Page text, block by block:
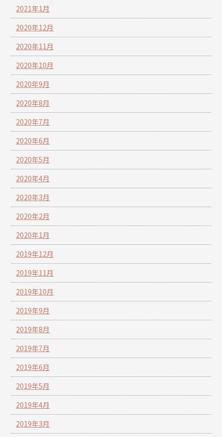
2021年1月
2020年12月
2020年11月
2020年10月
2020年9月
2020年8月
2020年7月
2020年6月
2020年5月
2020年4月
2020年3月
2020年2月
2020年1月
2019年12月
2019年11月
2019年10月
2019年9月
2019年8月
2019年7月
2019年6月
2019年5月
2019年4月
2019年3月